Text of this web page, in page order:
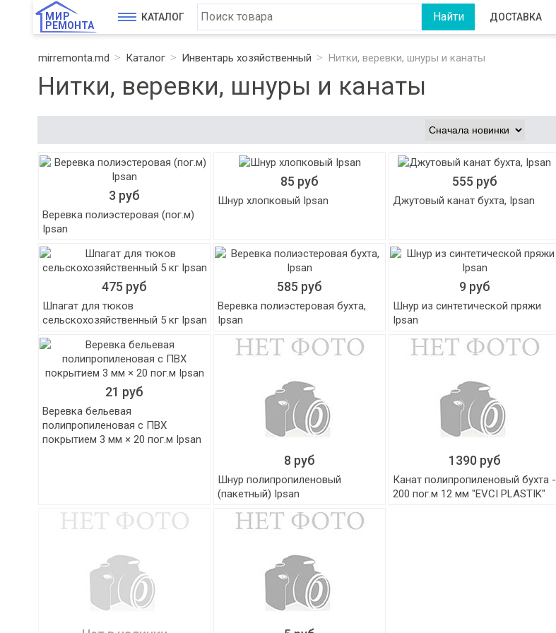
МИР
РЕМОНТА
КАТАЛОГ ДОСТАВКА
mirremonta.md Каталог Инвентарь хозяйственный Нитки, веревки, шнуры и канаты
Нитки, веревки, шнуры и канаты
3 руб
Веревка полиэстеровая (пог.м)
Ipsan
85 руб
Шнур хлопковый Ipsan
555 руб
Джутовый канат бухта, Ipsan
475 руб
Шпагат для тюков
сельскохозяйственный 5 кг Ipsan
585 руб
Веревка полиэстеровая бухта,
Ipsan
9 руб
Шнур из синтетической пряжи
Ipsan
21 руб
Веревка бельевая
полипропиленовая с ПВХ
покрытием 3 мм × 20 пог.м Ipsan
8 руб
Шнур полипропиленовый
(пакетный) Ipsan
1390 руб
Канат полипропиленовый бухта -
200 пог.м 12 мм "EVCI PLASTIK"